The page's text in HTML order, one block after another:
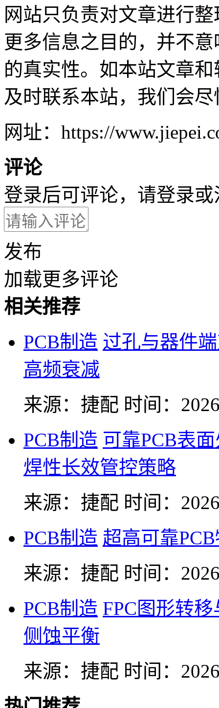
网站只负责对文章进行
更多信息之目的，并不
的真实性。如本站文章
及时联系本站，我们会
网址：https://
评论
登录后可评论，请登录或
发布
加载更多评论
相关推荐
PCB制造 过孔与器件
高频衰减
来源：捷配 时间：
PCB制造 可靠PCB表
焊性长效管控策略
来源：捷配 时间：
PCB制造 超高可靠
来源：捷配 时间：
PCB制造 FPC图形转
侧蚀平衡
来源：捷配 时间：